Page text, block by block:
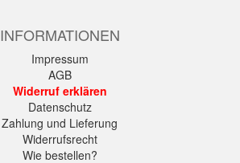
INFORMATIONEN
Impressum
AGB
Widerruf erklären
Datenschutz
Zahlung und Lieferung
Widerrufsrecht
Wie bestellen?